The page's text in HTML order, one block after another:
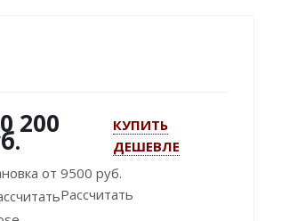
200
КУПИТЬ
ДЕШЕВЛЕ
от 9500 руб.
Рассчитать